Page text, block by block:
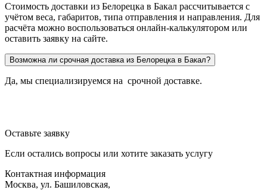
Стоимость доставки из Белорецка в Бакал рассчитывается с
учётом веса, габаритов, типа отправления и направления. Для
расчёта можно воспользоваться онлайн-калькулятором или
оставить заявку на сайте.
Возможна ли срочная доставка из Белорецка в Бакал?
Да, мы специализируемся на срочной доставке.
Оставьте заявку
Если остались вопросы или хотите заказать услугу
Контактная информация
Москва, ул. Башиловская,